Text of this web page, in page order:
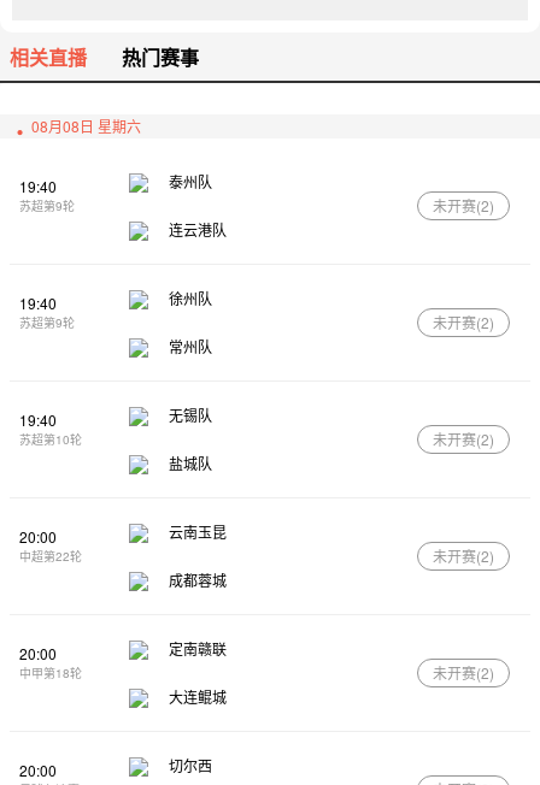
相关直播 热门赛事
08月08日 星期六
19:40
苏超第9轮
泰州队
连云港队
未开赛(2)
19:40
苏超第9轮
徐州队
常州队
未开赛(2)
19:40
苏超第10轮
无锡队
盐城队
未开赛(2)
20:00
中超第22轮
云南玉昆
成都蓉城
未开赛(2)
20:00
中甲第18轮
定南赣联
大连鲲城
未开赛(2)
20:00 切尔西